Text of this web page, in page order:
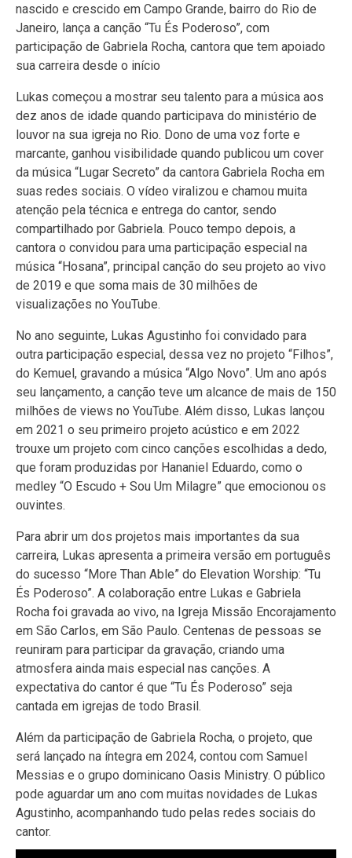
nascido e crescido em Campo Grande, bairro do Rio de
Janeiro, lança a canção “Tu És Poderoso”, com
participação de Gabriela Rocha, cantora que tem apoiado
sua carreira desde o início
Lukas começou a mostrar seu talento para a música aos
dez anos de idade quando participava do ministério de
louvor na sua igreja no Rio. Dono de uma voz forte e
marcante, ganhou visibilidade quando publicou um cover
da música “Lugar Secreto” da cantora Gabriela Rocha em
suas redes sociais. O vídeo viralizou e chamou muita
atenção pela técnica e entrega do cantor, sendo
compartilhado por Gabriela. Pouco tempo depois, a
cantora o convidou para uma participação especial na
música “Hosana”, principal canção do seu projeto ao vivo
de 2019 e que soma mais de 30 milhões de
visualizações no YouTube.
No ano seguinte, Lukas Agustinho foi convidado para
outra participação especial, dessa vez no projeto “Filhos”,
do Kemuel, gravando a música “Algo Novo”. Um ano após
seu lançamento, a canção teve um alcance de mais de 150
milhões de views no YouTube. Além disso, Lukas lançou
em 2021 o seu primeiro projeto acústico e em 2022
trouxe um projeto com cinco canções escolhidas a dedo,
que foram produzidas por Hananiel Eduardo, como o
medley “O Escudo + Sou Um Milagre” que emocionou os
ouvintes.
Para abrir um dos projetos mais importantes da sua
carreira, Lukas apresenta a primeira versão em português
do sucesso “More Than Able” do Elevation Worship: “Tu
És Poderoso”. A colaboração entre Lukas e Gabriela
Rocha foi gravada ao vivo, na Igreja Missão Encorajamento
em São Carlos, em São Paulo. Centenas de pessoas se
reuniram para participar da gravação, criando uma
atmosfera ainda mais especial nas canções. A
expectativa do cantor é que “Tu És Poderoso” seja
cantada em igrejas de todo Brasil.
Além da participação de Gabriela Rocha, o projeto, que
será lançado na íntegra em 2024, contou com Samuel
Messias e o grupo dominicano Oasis Ministry. O público
pode aguardar um ano com muitas novidades de Lukas
Agustinho, acompanhando tudo pelas redes sociais do
cantor.